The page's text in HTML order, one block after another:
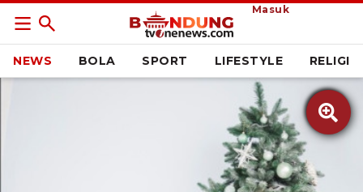
Masuk
NEWS BOLA SPORT LIFESTYLE RELIGI
